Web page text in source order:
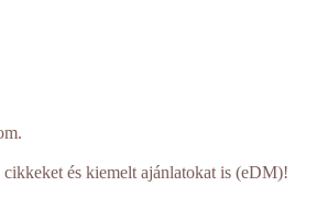
és kiemelt ajánlatokat is (eDM)!